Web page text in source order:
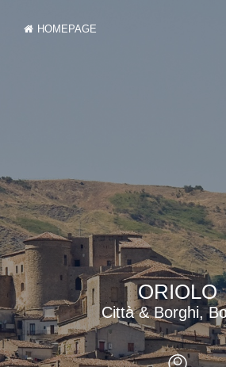
HOMEPAGE
ORIOLO
Città & Borghi,